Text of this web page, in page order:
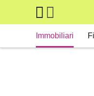
Skip to main content
Immobiliari